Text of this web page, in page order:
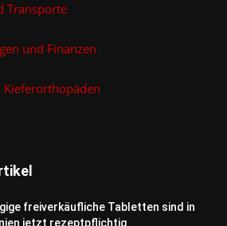
Transporte
und Finanzen
Kieferorthopäden
freiverkäufliche Tabletten sind in
jetzt rezeptpflichtig